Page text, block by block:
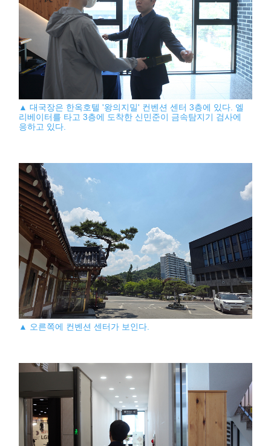
▲ 대국장은 한옥호텔 '왕의지밀' 컨벤션 센터 3층에 있다. 엘
리베이터를 타고 3층에 도착한 신민준이 금속탐지기 검사에
응하고 있다.
▲ 오른쪽에 컨벤션 센터가 보인다.